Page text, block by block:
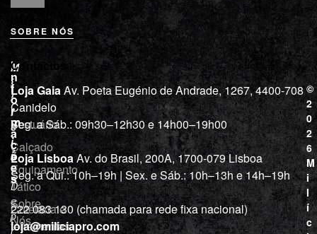
SOBRE NÓS
M
i
l
í
c
i
a
“
D
e
p
r
L
o
j
a
Vestuário
Calçado
Equipamento
Tático
Cutelaria e
ferramentas
I
n
f
o
r
m
a
ç
õ
e
s
Sobre
Nós
Contactos
Loja GaiaAv. Poeta Eugénio de Andrade, 1267, 4400-708
Canidelo
Seg. a Sáb.: 09h30–12h30 e 14h00–19h00
Loja LisboaAv. do Brasil, 200A, 1700-079 Lisboa
Seg. a Qui.: 10h–19h | Sex. e Sáb.: 10h–13h e 14h–19h
222 083 130 (chamada para rede fixa nacional)
loja@miliciapro.com
©
2
0
2
6
M
i
l
í
c